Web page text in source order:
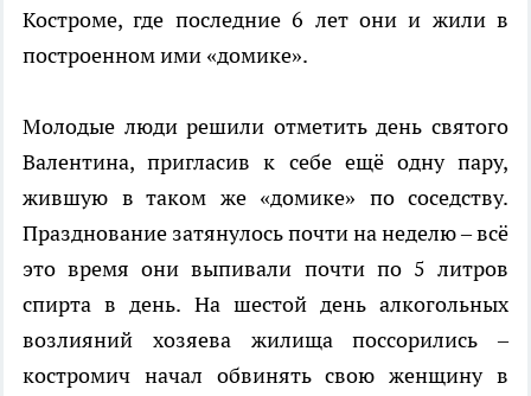
Костроме, где последние 6 лет они и жили в
построенном ими «домике».
Молодые люди решили отметить день святого
Валентина, пригласив к себе ещё одну пару,
жившую в таком же «домике» по соседству.
Празднование затянулось почти на неделю – всё
это время они выпивали почти по 5 литров
спирта в день. На шестой день алкогольных
возлияний хозяева жилища поссорились –
костромич начал обвинять свою женщину в